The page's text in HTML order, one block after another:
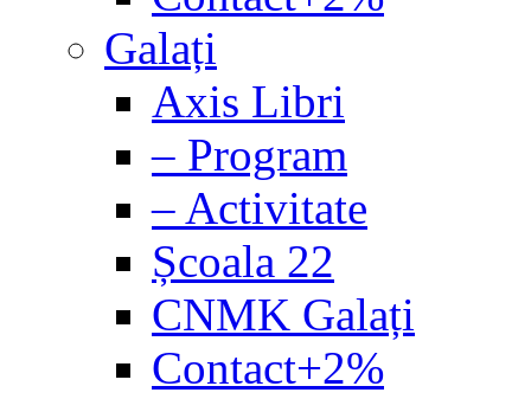
Galați
Axis Libri
– Program
– Activitate
Școala 22
CNMK Galați
Contact+2%